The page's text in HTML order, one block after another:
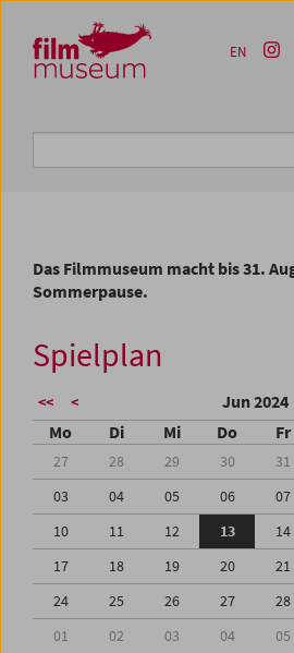
Zum Inhalt
Zum Hauptmenü
Zur Servicenavigation
Zum Suche
EN
Das Filmmuseum macht bis 31.
Sommerpause.
Spielplan
<< < Jun 2024
Mo Di Mi Do Fr
27 28 29 30 31
03
04 05 06 07
10
11 12 13 14
17
18 19 20 21
24
25 26 27 28
01
02 03 04 05